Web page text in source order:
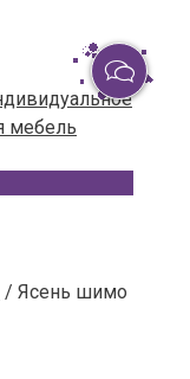
/ Ясень шимо